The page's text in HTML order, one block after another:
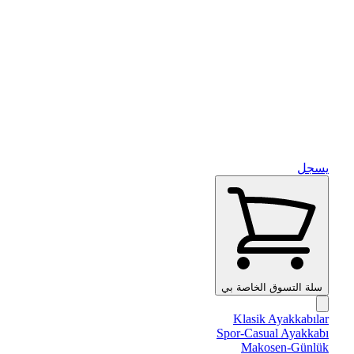
يسجل
سلة التسوق الخاصة بي
Klasik Ayakkabılar
Spor-Casual Ayakkabı
Makosen-Günlük